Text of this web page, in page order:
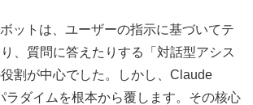
ットは、ユーザーの指示に基づいてテ
、質問に答えたりする「対話型アシス
割が中心でした。しかし、Claude
ラダイムを根本から覆します。その核心